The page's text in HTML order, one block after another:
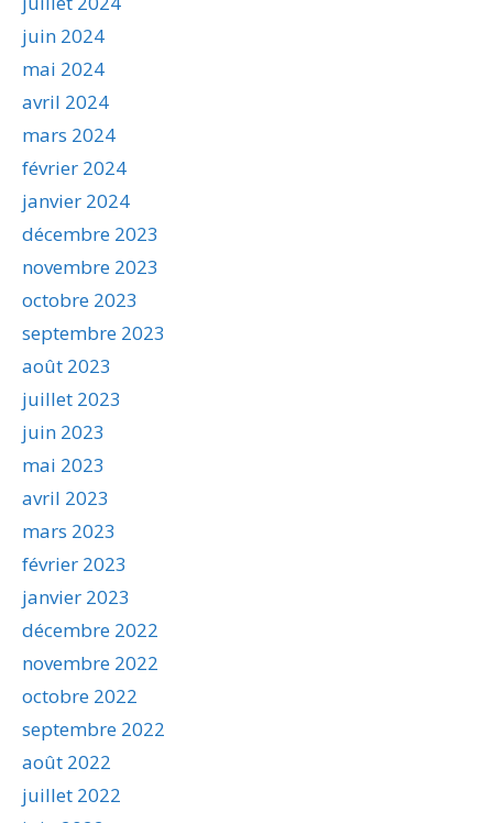
juin 2024
mai 2024
avril 2024
mars 2024
février 2024
janvier 2024
décembre 2023
novembre 2023
octobre 2023
septembre 2023
août 2023
juillet 2023
juin 2023
mai 2023
avril 2023
mars 2023
février 2023
janvier 2023
décembre 2022
novembre 2022
octobre 2022
septembre 2022
août 2022
juillet 2022